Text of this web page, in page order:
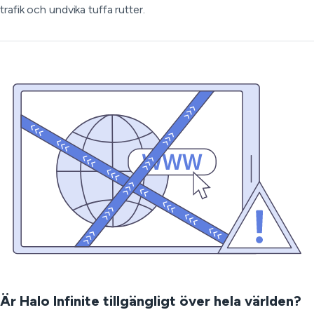
trafik och undvika tuffa rutter.
Är Halo Infinite tillgängligt över hela världen?